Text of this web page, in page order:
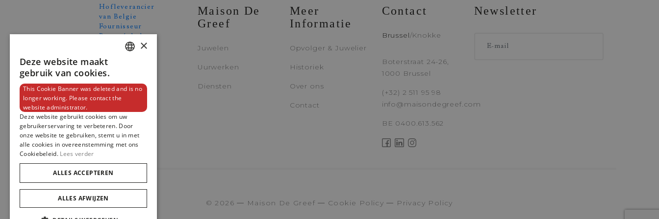
VERSTUUR UW AANVRAAG
Maison De
Greef
Juwelen
Uurwerken
Diensten
Meer
Informatie
Opvolger & Juwelier
Historiek
Over ons
Contact
Contact
Brussel/Knokke
Boterstraat 24-26,
1000 Brussel
(+32) 2 511 95 98
info@maisondegreef.com
BE 0400.613.562
Newsletter
© 2026 Maison De Greef Cookie Policy Privacy Policy
×
Deze website maakt
gebruik van cookies.
This Cookie Banner was deleted and is no
longer working. Please contact the
website administrator.
Deze website gebruikt cookies om uw
gebruikerservaring te verbeteren. Door
onze website te gebruiken, stemt u in met
alle cookies in overeenstemming met ons
Cookiebeleid. Lees verder
ALLES ACCEPTEREN
ALLES AFWIJZEN